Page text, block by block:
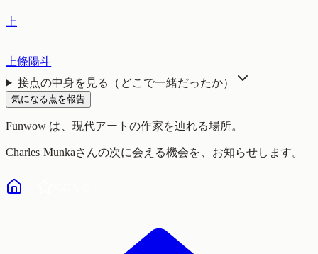
上
上條陽斗
接点の中身を見る（どこで一緒だったか）
気になる点を報告
Funwow は、現代アートの作家を辿れる場所。
Charles Munkaさんの次に会える機会を、お知らせします。